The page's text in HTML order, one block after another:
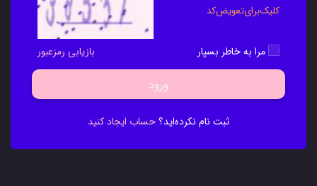
کلیک‌برای‌تعویض‌کد
مرا به خاطر بسپار بازیابی رمزعبور
ورود
ثبت نام نکرده‌اید؟ حساب ایجاد کنید